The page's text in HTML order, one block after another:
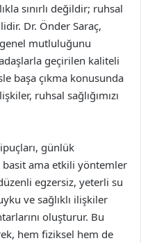
sınırlı değildir; ruhsal
Dr. Önder Saraç,
mutluluğunu
geçirilen kaliteli
başa çıkma konusunda
ruhsal sağlığımızı
ipuçları, günlük
basit ama etkili yöntemler
egzersiz, yeterli su
ve sağlıklı ilişkiler
oluşturur. Bu
hem fiziksel hem de